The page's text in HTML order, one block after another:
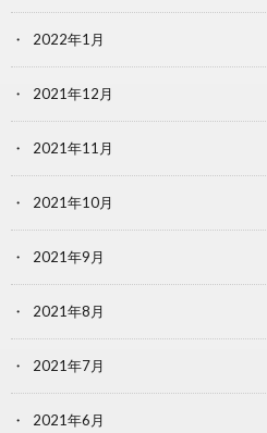
2022年1月
2021年12月
2021年11月
2021年10月
2021年9月
2021年8月
2021年7月
2021年6月